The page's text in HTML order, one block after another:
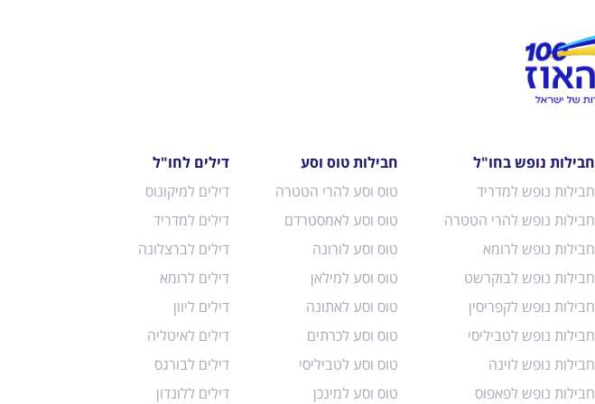
חבילות נופש בחו"ל
חבילות נופש למדריד
חבילות נופש להרי הטטרה
חבילות נופש לרומא
חבילות נופש לבוקרשט
חבילות נופש לקפריסין
חבילות נופש לטביליסי
חבילות נופש לוינה
חבילות נופש לפאפוס
חבילות טוס וסע
טוס וסע להרי הטטרה
טוס וסע לאמסטרדם
טוס וסע לורונה
טוס וסע למילאן
טוס וסע לאתונה
טוס וסע לכרתים
טוס וסע לטביליסי
טוס וסע למינכן
דילים לחו"ל
דילים למיקונוס
דילים למדריד
דילים לברצלונה
דילים לרומא
דילים ליוון
דילים לאיטליה
דילים לבורגס
דילים ללונדון